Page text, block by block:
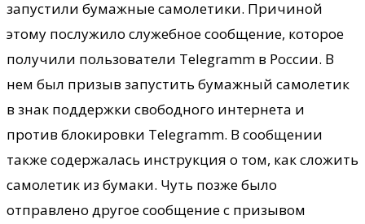
запустили бумажные самолетики. Причиной
этому послужило служебное сообщение, которое
получили пользователи Telegramm в России. В
нем был призыв запустить бумажный самолетик
в знак поддержки свободного интернета и
против блокировки Telegramm. В сообщении
также содержалась инструкция о том, как сложить
самолетик из бумаки. Чуть позже было
отправлено другое сообщение с призывом